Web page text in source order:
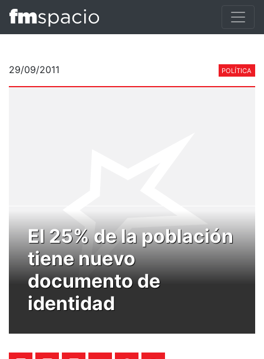
29/09/2011 POLÍTICA
El 25% de la población
tiene nuevo
documento de
identidad